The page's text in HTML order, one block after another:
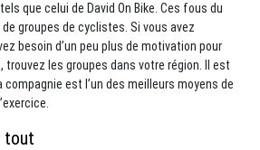
que celui de David On Bike. Ces fous du
groupes de cyclistes. Si vous avez
besoin d’un peu plus de motivation pour
trouvez les groupes dans votre région. Il est
compagnie est l’un des meilleurs moyens de
tout